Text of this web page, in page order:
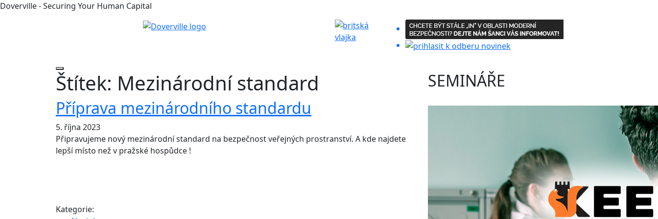
Doverville - Securing Your Human Capital
Štítek: Mezinárodní standard
Příprava mezinárodního standardu
5. října 2023
Připravujeme nový mezinárodní standard na bezpečnost veřejných prostranství. A kde najdete
lepší místo než v pražské hospůdce !
Kategorie:
SEMINÁŘE